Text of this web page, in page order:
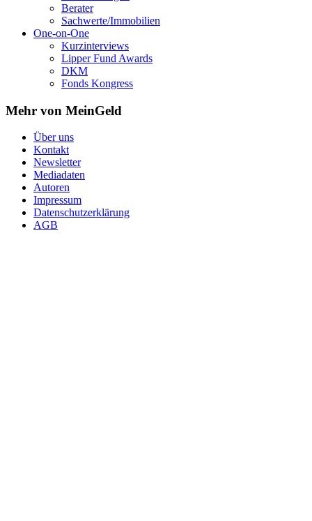
Berater
Sachwerte/Immobilien
One-on-One
Kurzinterviews
Lipper Fund Awards
DKM
Fonds Kongress
Mehr von MeinGeld
Über uns
Kontakt
Newsletter
Mediadaten
Autoren
Impressum
Datenschutzerklärung
AGB